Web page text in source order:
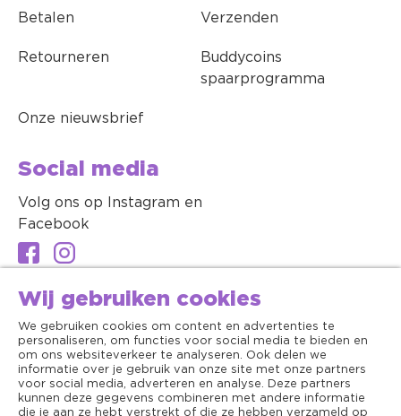
Betalen Verzenden
Retourneren
Buddycoins
spaarprogramma
Onze nieuwsbrief
Social media
Volg ons op Instagram en
Facebook
Wij gebruiken cookies
We gebruiken cookies om content en advertenties te
personaliseren, om functies voor social media te bieden en
om ons websiteverkeer te analyseren. Ook delen we
informatie over je gebruik van onze site met onze partners
voor social media, adverteren en analyse. Deze partners
kunnen deze gegevens combineren met andere informatie
die je aan ze hebt verstrekt of die ze hebben verzameld op